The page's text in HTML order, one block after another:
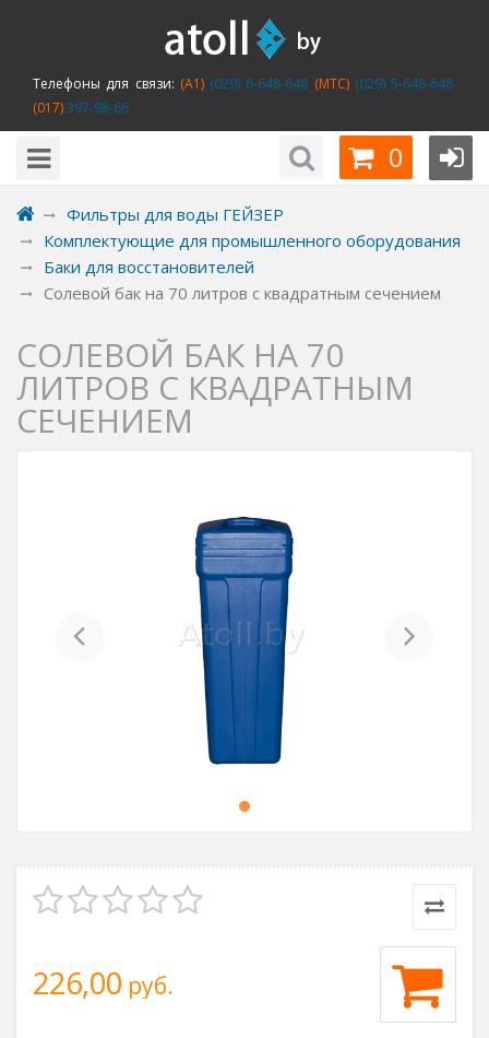
Телефоны для связи: (A1)(029) 6-648-648 (MTC)(029) 5-648-648
(017)397-98-66
0
Фильтры для воды ГЕЙЗЕР
Комплектующие для промышленного оборудования
Баки для восстановителей
Солевой бак на 70 литров с квадратным сечением
СОЛЕВОЙ БАК НА 70
ЛИТРОВ С КВАДРАТНЫМ
СЕЧЕНИЕМ
Previous
226,00 руб.